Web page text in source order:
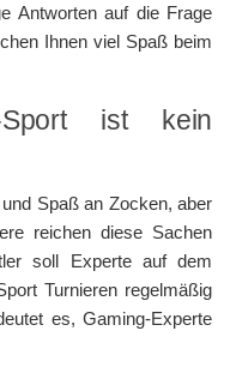
Antworten auf die Frage
Ihnen viel Spaß beim
ist kein
Spaß an Zocken, aber
reichen diese Sachen
soll Experte auf dem
Turnieren regelmäßig
es, Gaming-Experte